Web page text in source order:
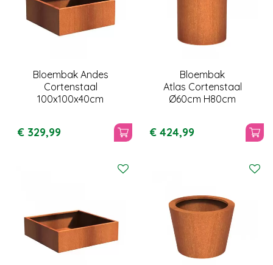
Bloembak Andes
Cortenstaal
100x100x40cm
€ 329,99
Bloembak
Atlas Cortenstaal
Ø60cm H80cm
€ 424,99